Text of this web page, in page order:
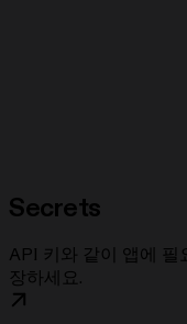
Secrets
API 키와 같이 앱에 필
장하세요.